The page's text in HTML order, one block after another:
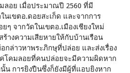
ลอย เมื่อประมาณปี 2560 ที่มี
เขตอ.ดอยสะเก็ด และจากการ
ๆ จากวัดในเขตอ.เมืองเชียงใหม่
างความเสียหายให้กับบ้านเรือน
กล่าวหาพระภิกษุที่ปล่อย และส่งเรื่อง
โคมลอยที่คนปล่อยจะมีความผิดหาก
นั้น การยิงปืนซึ่งก็ยังมีผู้ที่แอบยิงหาก